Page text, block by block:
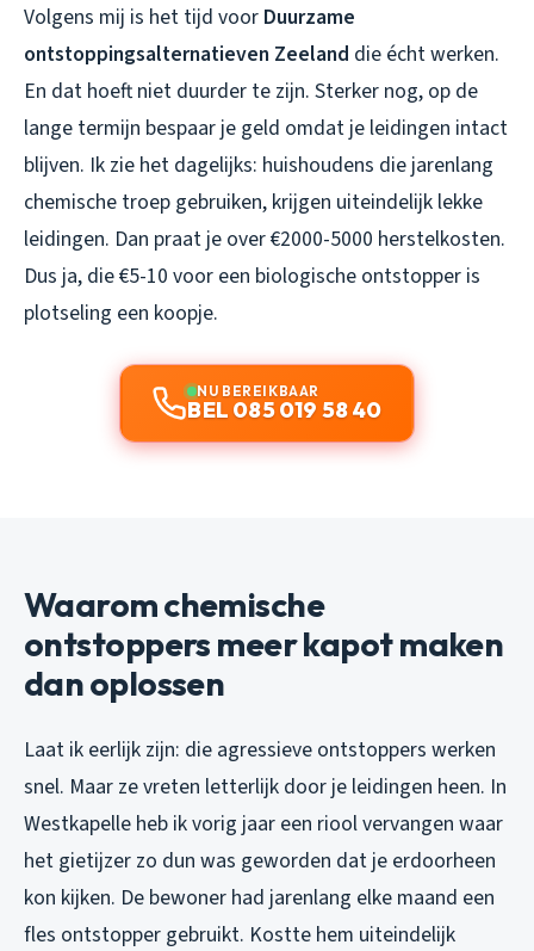
Volgens mij is het tijd voor Duurzame
ontstoppingsalternatieven Zeeland die écht werken.
En dat hoeft niet duurder te zijn. Sterker nog, op de
lange termijn bespaar je geld omdat je leidingen intact
blijven. Ik zie het dagelijks: huishoudens die jarenlang
chemische troep gebruiken, krijgen uiteindelijk lekke
leidingen. Dan praat je over €2000-5000 herstelkosten.
Dus ja, die €5-10 voor een biologische ontstopper is
plotseling een koopje.
NU BEREIKBAAR
BEL 085 019 58 40
Waarom chemische
ontstoppers meer kapot maken
dan oplossen
Laat ik eerlijk zijn: die agressieve ontstoppers werken
snel. Maar ze vreten letterlijk door je leidingen heen. In
Westkapelle heb ik vorig jaar een riool vervangen waar
het gietijzer zo dun was geworden dat je erdoorheen
kon kijken. De bewoner had jarenlang elke maand een
fles ontstopper gebruikt. Kostte hem uiteindelijk